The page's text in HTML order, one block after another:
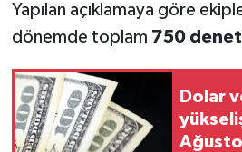
Yapılan açıklamaya göre
dönemde toplam 750
Dolar
SPOR
TEKNOLOJİ
YAŞAM